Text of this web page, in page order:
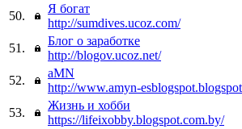
50.
Я богат
http://sumdives.ucoz.com/
51.
Блог о заработке
http://blogov.ucoz.net/
52.
aMN
http://www.amyn-
53.
Жизнь и хобби
https://lifeixobby.blogspot.com.by/